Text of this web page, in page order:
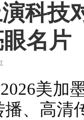
演科
名片
2026美加
、高清